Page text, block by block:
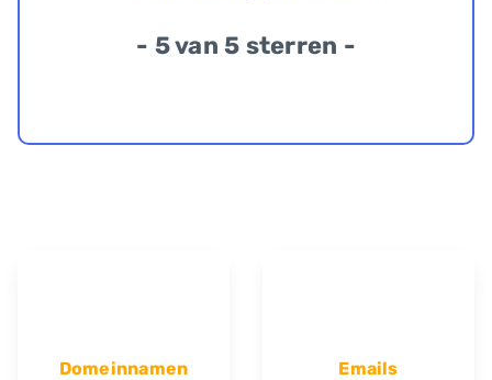
- 5 van 5 sterren -
Domeinnamen Emails